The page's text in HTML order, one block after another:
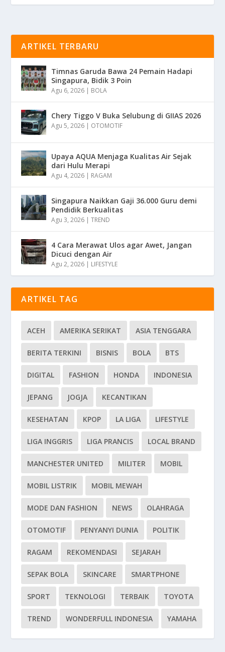
ARTIKEL TERBARU
Timnas Garuda Bawa 24 Pemain Hadapi
Singapura, Bidik 3 Poin
Agu 6, 2026 | BOLA
Chery Tiggo V Buka Selubung di GIIAS 2026
Agu 5, 2026 | OTOMOTIF
Upaya AQUA Menjaga Kualitas Air Sejak
dari Hulu Merapi
Agu 4, 2026 | RAGAM
Singapura Naikkan Gaji 36.000 Guru demi
Pendidik Berkualitas
Agu 3, 2026 |TREND
4 Cara Merawat Ulos agar Awet, Jangan
Dicuci dengan Air
Agu 2, 2026 | LIFESTYLE
ARTIKEL TAG
ACEH AMERIKA SERIKAT ASIA TENGGARA
BERITA TERKINI BISNIS BOLA BTS
DIGITAL FASHION HONDA INDONESIA
JEPANG JOGJA KECANTIKAN
KESEHATAN KPOP LA LIGA LIFESTYLE
LIGA INGGRIS LIGA PRANCIS LOCAL BRAND
MANCHESTER UNITED MILITER MOBIL
MOBIL LISTRIK MOBIL MEWAH
MODE DAN FASHION NEWS OLAHRAGA
OTOMOTIF PENYANYI DUNIA POLITIK
RAGAM REKOMENDASI SEJARAH
SEPAK BOLA SKINCARE SMARTPHONE
SPORT TEKNOLOGI TERBAIK TOYOTA
TREND WONDERFULL INDONESIA YAMAHA